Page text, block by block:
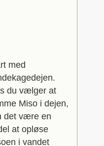
med
du vælger at
Miso i dejen,
det være en
at opløse
i vandet